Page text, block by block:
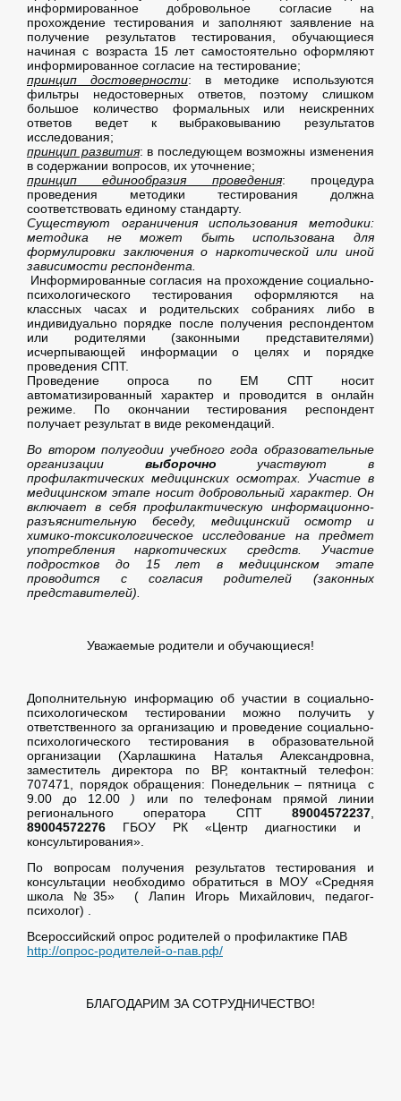
информированное добровольное согласие на
прохождение тестирования и заполняют заявление на
получение результатов тестирования, обучающиеся
начиная с возраста 15 лет самостоятельно оформляют
информированное согласие на тестирование;
принцип достоверности: в методике используются
фильтры недостоверных ответов, поэтому слишком
большое количество формальных или неискренних
ответов ведет к выбраковыванию результатов
исследования;
принцип развития: в последующем возможны изменения
в содержании вопросов, их уточнение;
принцип единообразия проведения: процедура
проведения методики тестирования должна
соответствовать единому стандарту.
Существуют ограничения использования методики:
методика не может быть использована для
формулировки заключения о наркотической или иной
зависимости респондента.
Информированные согласия на прохождение социально-
психологического тестирования оформляются на
классных часах и родительских собраниях либо в
индивидуально порядке после получения респондентом
или родителями (законными представителями)
исчерпывающей информации о целях и порядке
проведения СПТ.
Проведение опроса по ЕМ СПТ носит
автоматизированный характер и проводится в онлайн
режиме. По окончании тестирования респондент
получает результат в виде рекомендаций.
Во втором полугодии учебного года образовательные
организации выборочноучаствуют в
профилактических медицинских осмотрах. Участие в
медицинском этапе носит добровольный характер. Он
включает в себя профилактическую информационно-
разъяснительную беседу, медицинский осмотр и
химико-токсикологическое исследование на предмет
употребления наркотических средств. Участие
подростков до 15 лет в медицинском этапе
проводится с согласия родителей (законных
представителей).
Уважаемые родители и обучающиеся!
Дополнительную информацию об участии в социально-
психологическом тестировании можно получить у
ответственного за организацию и проведение социально-
психологического тестирования в образовательной
организации (Харлашкина Наталья Александровна,
заместитель директора по ВР, контактный телефон:
707471, порядок обращения: Понедельник – пятница с
9.00 до 12.00 ) или по телефонам прямой линии
регионального оператора СПТ 89004572237
89004572276 ГБОУ РК «Центр диагностики и
консультирования».
По вопросам получения результатов тестирования и
консультации необходимо обратиться в МОУ «Средняя
школа №35» ( Лапин Игорь Михайлович, педагог-
психолог) .
Всероссийский опрос родителей о профилактике ПАВ
http://опрос-родителей-о-пав.рф/
БЛАГОДАРИМ ЗА СОТРУДНИЧЕСТВО!